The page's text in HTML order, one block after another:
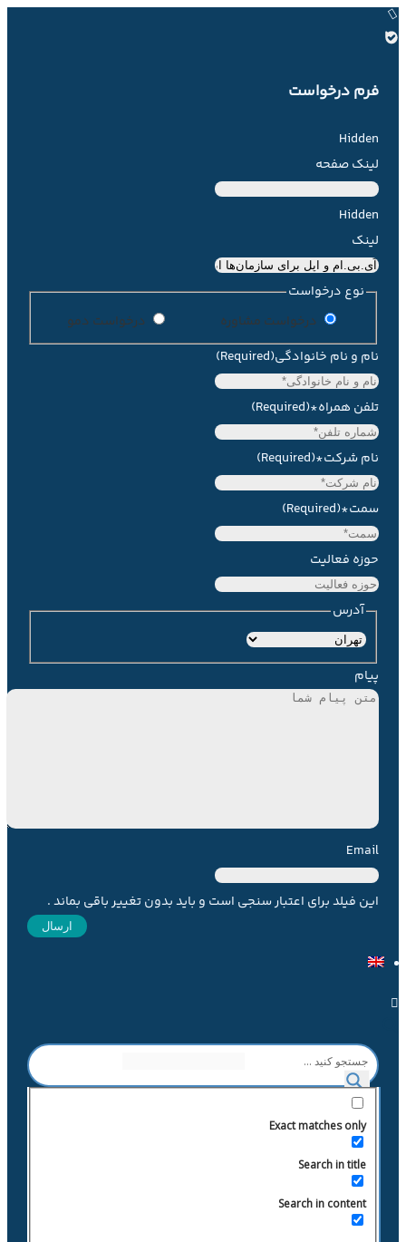
فرم درخواست
Hidden
لینک صفحه
Hidden
لینک
نوع درخواست
درخواست مشاوره
درخواست دمو
نام و نام خانوادگی(Required)
تلفن همراه*(Required)
نام شرکت*(Required)
سمت*(Required)
حوزه فعالیت
آدرس
استان
پیام
Email
این فیلد برای اعتبار سنجی است و باید بدون تغییر باقی بماند .
Exact matches only
Search in title
Search in content